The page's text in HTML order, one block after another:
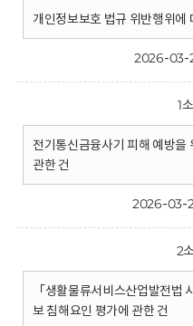
개인정보보호 법규 위반행위에
2026-03-
1
전기통신금융사기 피해 예방을
관한 건
2026-03-
2
「생활물류서비스산업발전법
보 침해요인 평가에 관한 건